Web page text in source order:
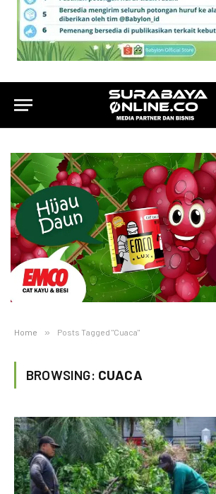
Home » Posts Tagged "Cuaca"
BROWSING: CUACA